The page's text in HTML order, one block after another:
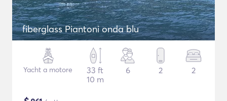
fiberglass Piantoni onda blu
Yacht a motore
33 ft
10 m
6 2 2